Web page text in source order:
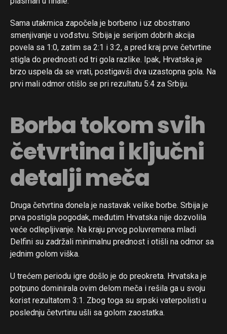
Sama utakmica započela je borbeno i uz obostrano
smenjivanje u vođstvu. Srbija je serijom dobrih akcija
povela sa 1:0, zatim sa 2:1 i 3:2, a pred kraj prve četvrtine
stigla do prednosti od tri gola razlike. Ipak, Hrvatska je
brzo uspela da se vrati, postigavši dva uzastopna gola. Na
prvi mali odmor otišlo se pri rezultatu 5:4 za Srbiju.
Borba tokom svih
četvrtina i ključni
detalji meča
Druga četvrtina donela je nastavak velike borbe. Srbija je
prva postigla pogodak, međutim Hrvatska nije dozvolila
veće odlepljivanje. Na kraju prvog poluvremena mladi
Delfini su zadržali minimalnu prednost i otišli na odmor sa
jednim golom viška.
U trećem periodu igre došlo je do preokreta. Hrvatska je
potpuno dominirala ovim delom meča i rešila ga u svoju
korist rezultatom 3:1. Zbog toga su srpski vaterpolisti u
poslednju četvrtinu ušli sa golom zaostatka.